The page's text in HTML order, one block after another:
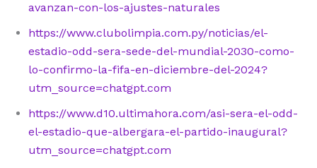
avanzan-con-los-ajustes-naturales
https://www.clubolimpia.com.py/noticias/el-
estadio-odd-sera-sede-del-mundial-2030-como-
lo-confirmo-la-fifa-en-diciembre-del-2024?
utm_source=chatgpt.com
https://www.d10.ultimahora.com/asi-sera-el-odd-
el-estadio-que-albergara-el-partido-inaugural?
utm_source=chatgpt.com